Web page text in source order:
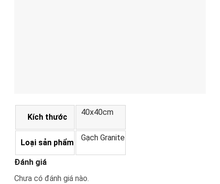
Kích thước
40x40cm
Loại sản phẩm
Gạch Granite
Đánh giá
Chưa có đánh giá nào.